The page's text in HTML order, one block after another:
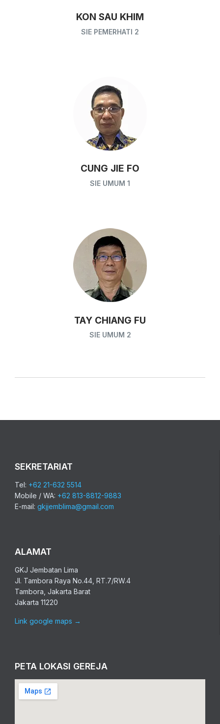
KON SAU KHIM
SIE PEMERHATI 2
CUNG JIE FO
SIE UMUM 1
TAY CHIANG FU
SIE UMUM 2
SEKRETARIAT
Tel: +62 21-632 5514
Mobile / WA: +62 813-8812-9883
E-mail: gkjjemblima@gmail.com
ALAMAT
GKJ Jembatan Lima
Jl. Tambora Raya No.44, RT.7/RW.4
Tambora, Jakarta Barat
Jakarta 11220
Link google maps →
PETA LOKASI GEREJA